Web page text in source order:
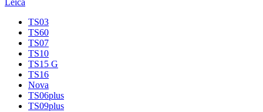
TS03
TS60
TS07
TS10
TS15 G
TS16
Nova
TS06plus
TS09plus